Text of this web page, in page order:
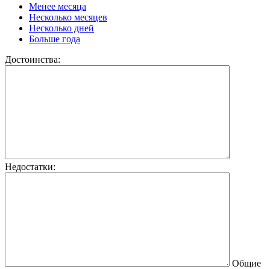
Менее месяца
Несколько месяцев
Несколько дней
Больше года
Достоинства:
Недостатки:
Общие